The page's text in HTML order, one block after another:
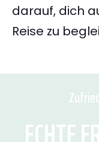
darauf, dich
Reise zu